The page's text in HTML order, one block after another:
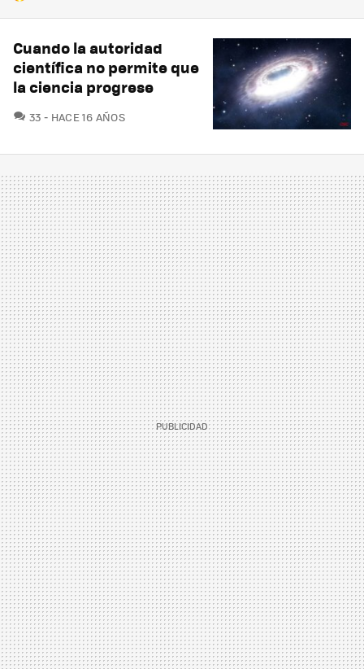
Cuando la autoridad
científica no permite que
la ciencia progrese
33 COMENTARIOS
HACE 16 AÑOS